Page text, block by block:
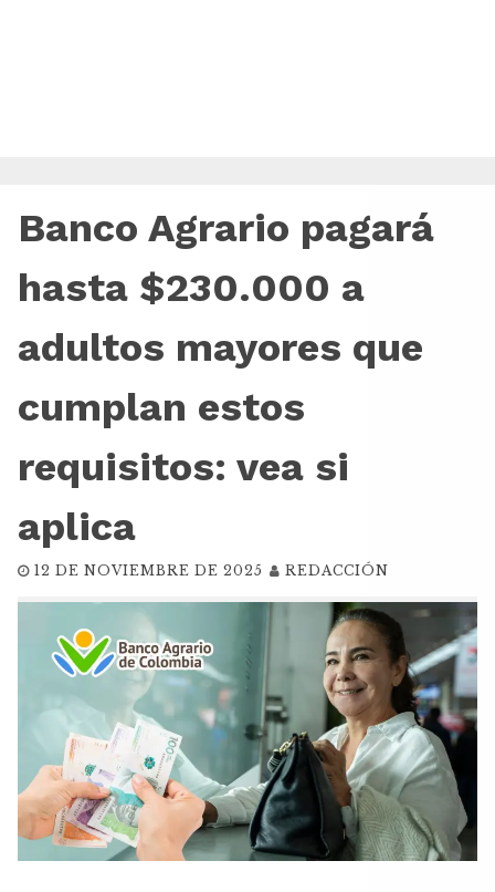
Banco Agrario pagará
hasta $230.000 a
adultos mayores que
cumplan estos
requisitos: vea si
aplica
12 DE NOVIEMBRE DE 2025 REDACCIÓN